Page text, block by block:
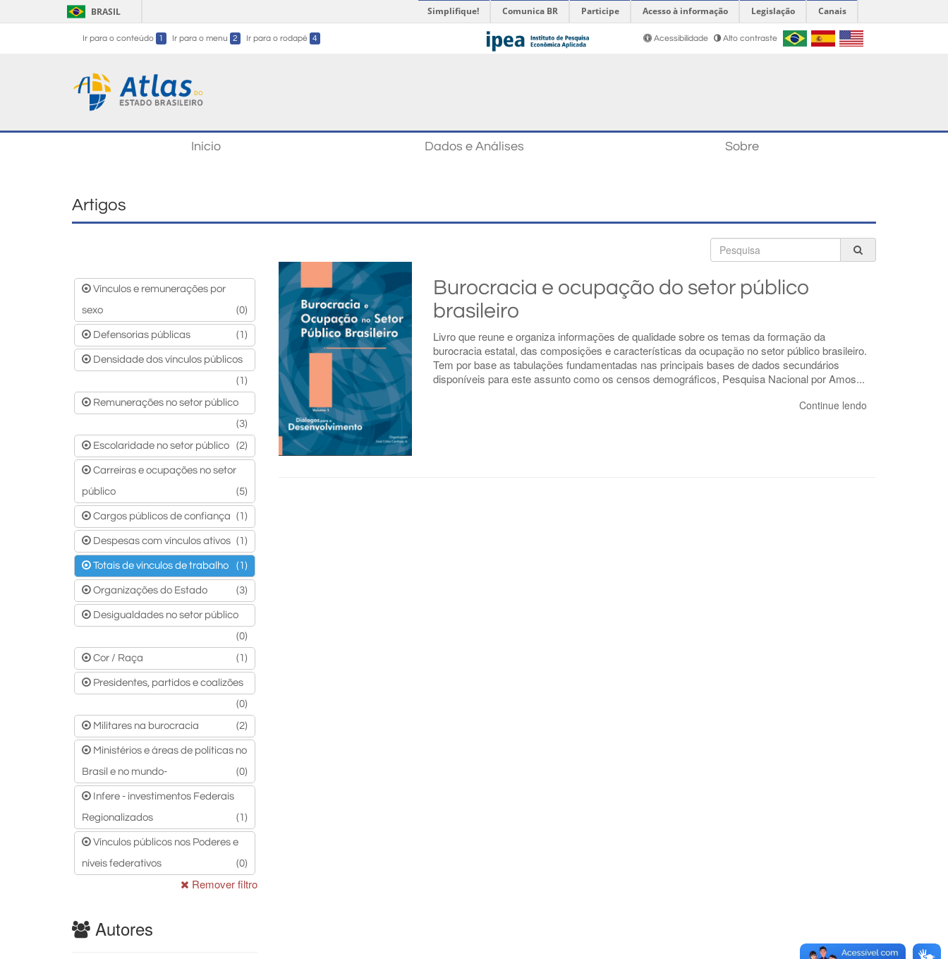
BRASIL Simplifique! Comunica BR Participe Acesso à informação Legislação Canais
Ir para o conteúdo 1 Ir para o menu 2 Ir para o rodapé 4 Acessibilidade Alto contraste
Início Dados e Análises Sobre
Artigos
Busca
Vínculos e remunerações por
sexo
(0)
Defensorias públicas (1)
Densidade dos vínculos públicos
(1)
Remunerações no setor público
(3)
Escolaridade no setor público (2)
Carreiras e ocupações no setor
público
(5)
Cargos públicos de confiança (1)
Despesas com vínculos ativos (1)
Totais de vínculos de trabalho (1)
Organizações do Estado (3)
Desigualdades no setor público
(0)
Cor / Raça (1)
Presidentes, partidos e coalizões
(0)
Militares na burocracia (2)
Ministérios e áreas de políticas no
Brasil e no mundo-
(0)
Infere - investimentos Federais
Regionalizados
(1)
Vínculos públicos nos Poderes e
níveis federativos
(0)
Remover filtro
Autores
Burocracia e ocupação do setor público
brasileiro
Livro que reune e organiza informações de qualidade sobre os temas da formação da
burocracia estatal, das composições e características da ocupação no setor público brasileiro.
Tem por base as tabulações fundamentadas nas principais bases de dados secundários
disponíveis para este assunto como os censos demográficos, Pesquisa Nacional por Amos...
Continue lendo